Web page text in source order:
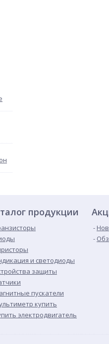
продукции
и светодиоды
защиты
пускатели
купить
электродвигатель